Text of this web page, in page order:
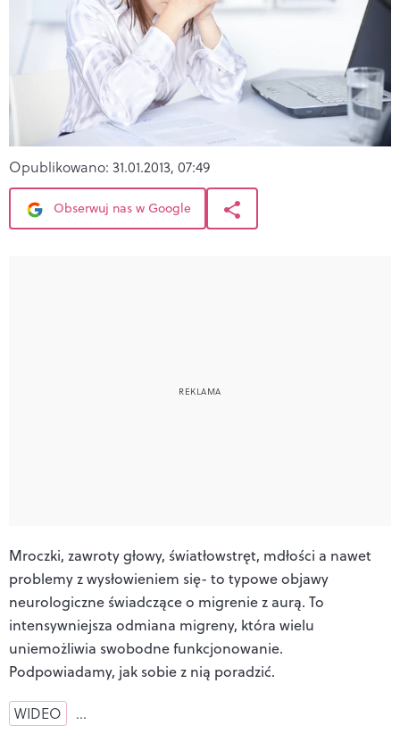
Opublikowano: 31.01.2013, 07:49
Obserwuj nas w Google
Mroczki, zawroty głowy, światłowstręt, mdłości a nawet
problemy z wysłowieniem się- to typowe objawy
neurologiczne świadczące o migrenie z aurą. To
intensywniejsza odmiana migreny, która wielu
uniemożliwia swobodne funkcjonowanie.
Podpowiadamy, jak sobie z nią poradzić.
WIDEO …